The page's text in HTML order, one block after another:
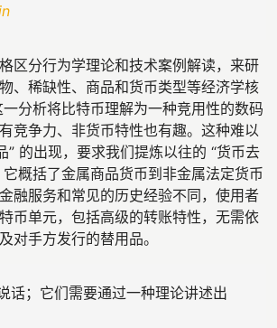
区分行为学理论和技术案例解读，来研
、稀缺性、商品和货币类型等经济学核
分析将比特币理解为一种竞用性的数码
竞争力、非货币特性也有趣。这种难以
” 的出现，要求我们提炼以往的 “货币去
概括了金属商品货币到非金属法定货币
融服务和常见的历史经验不同，使用者
币单元，包括高级的转账特性，无需依
对手方发行的替用品。
话；它们需要通过一种理论讲述出